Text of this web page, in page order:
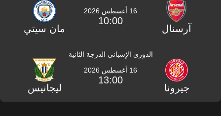
آرسنال
16 أغسطس 2026
10:00
مان سيتي
الدوري الإسباني الدرجة الثانية
جيرونا
16 أغسطس 2026
13:00
ليجانيس